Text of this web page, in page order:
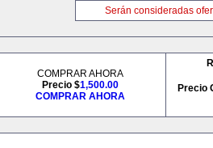
Serán consideradas
COMPRAR AHORA
Precio $1,500.00
COMPRAR AHORA
Precio